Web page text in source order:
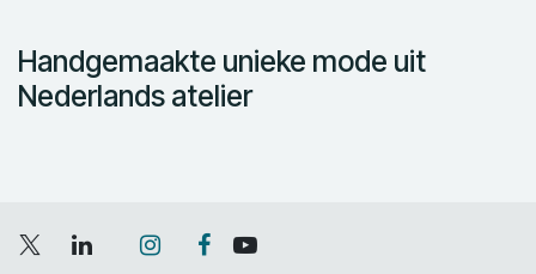
Handgemaakte unieke mode uit
Nederlands atelier